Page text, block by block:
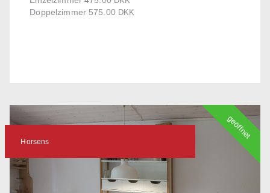
Doppelzimmer 575.00 DKK
Horsens
geöffnet